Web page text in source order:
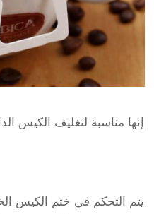
إنها مناسبة لتغليف الكيس